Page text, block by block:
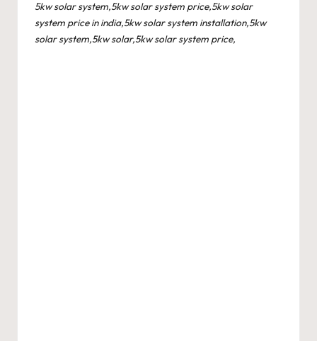
5kw solar system,5kw solar system price,5kw solar
system price in india,5kw solar system installation,5kw
solar system,5kw solar,5kw solar system price,